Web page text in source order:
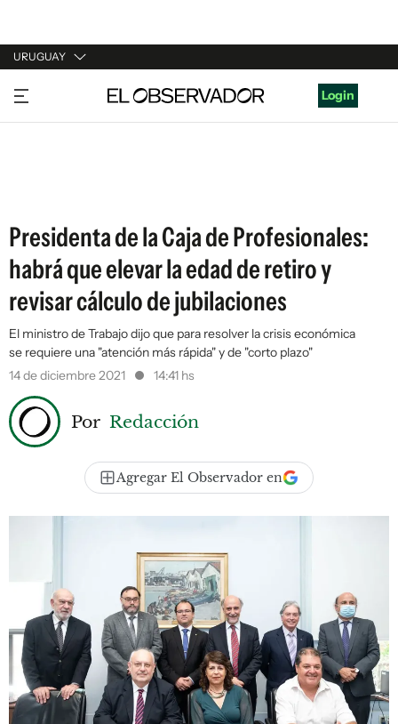
URUGUAY
URUGUAY
ARGENTINA
Login
Presidenta de la Caja de Profesionales:
habrá que elevar la edad de retiro y
revisar cálculo de jubilaciones
El ministro de Trabajo dijo que para resolver la crisis económica
se requiere una "atención más rápida" y de "corto plazo"
14 de diciembre 2021
14:41 hs
Por Redacción
Agregar El Observador en